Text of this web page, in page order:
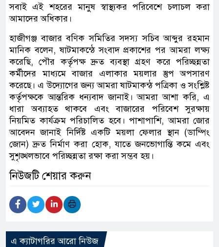
সবাই এই শহরের মানুষ স্বাস্থ্যকর পরিবেশে চলাচল করা
আমাদের অধিকার।
হাজীগঞ্জ বাজার বণিক সমিতির সদস্য সচিব আব্দুর রহমান
মানিক বলেন, ষাটমাকন্ঠে সংবাদ প্রকাশের পর আমরা লক্ষ্য
করেছি, পৌর কর্তৃপক্ষ দ্রুত ব্যবস্থা গ্রহণ করে পরিচ্ছন্নতা
কর্মীদের মাধ্যমে বাজার এলাকার ময়লার স্তুপ অপসারণ
করেছে। এ উদ্যোগের জন্য আমরা ষাটমাকন্ঠ পত্রিকা ও সংশ্লিষ্ট
কর্তৃপক্ষকে আন্তরিক ধন্যবাদ জানাই। আমরা আশা করি, এ
ধারা অব্যাহত থাকবে এবং বাজারের পরিবেশ সুরক্ষায়
নিয়মিত কার্যক্রম পরিচালিত হবে। পাশাপাশি, আমরা জোর
আবেদন জানাই নির্দিষ্ট একটি ময়লা ফেলার স্থান (ডাম্পিং
জোন) দ্রুত নির্মাণ করা হোক, যাতে জনভোগান্তি কমে এবং
সুশৃঙ্খলভাবে পরিচ্ছন্নতা রক্ষা করা সম্ভব হয়।
নিউজটি শেয়ার করুন
এ ক্যাটাগরির আরো নিউজ